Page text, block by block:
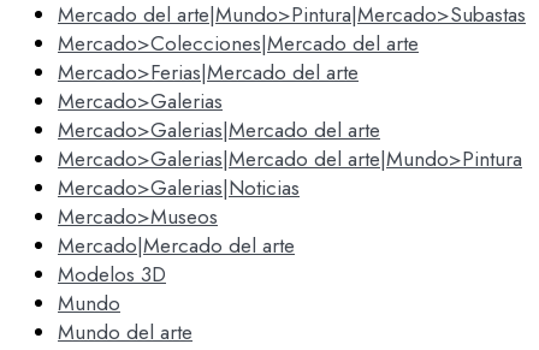
Mercado del arte|Mundo>Pintura|Mercado>Subastas
Mercado>Colecciones|Mercado del arte
Mercado>Ferias|Mercado del arte
Mercado>Galerias
Mercado>Galerias|Mercado del arte
Mercado>Galerias|Mercado del arte|Mundo>Pintura
Mercado>Galerias|Noticias
Mercado>Museos
Mercado|Mercado del arte
Modelos 3D
Mundo
Mundo del arte